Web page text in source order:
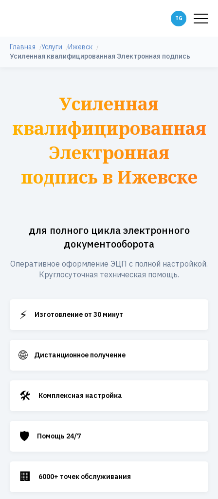
Главная Услуги
Ижевск
Усиленная квалифицированная Электронная подпись
Усиленная
квалифицированная
Электронная
подпись в Ижевске
для полного цикла электронного
документооборота
Оперативное оформление ЭЦП с полной настройкой.
Круглосуточная техническая помощь.
⚡ Изготовление от 30 минут
🌐 Дистанционное получение
🛠️ Комплексная настройка
🛡️ Помощь 24/7
🏢 6000+ точек обслуживания